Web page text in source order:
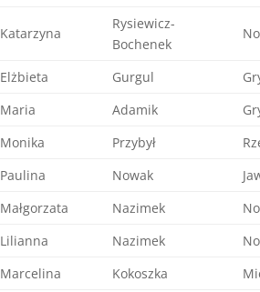
Katarzyna
Rysiewicz-
Bochenek
Elżbieta Gurgul
Maria Adamik
Monika Przybył
Paulina Nowak
Małgorzata Nazimek
Lilianna Nazimek
Marcelina Kokoszka